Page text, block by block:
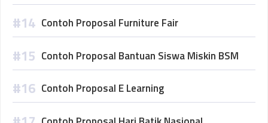
Contoh Proposal Furniture Fair
Contoh Proposal Bantuan Siswa Miskin BSM
Contoh Proposal E Learning